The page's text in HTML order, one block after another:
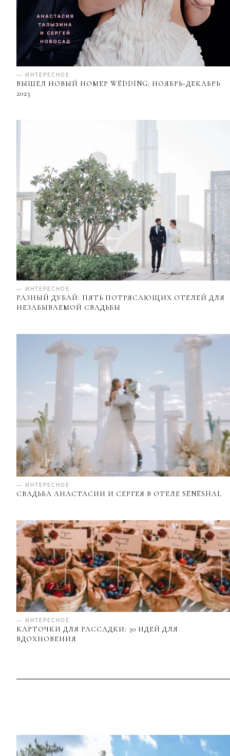
— ИНТЕРЕСНОЕ
ВЫШЕЛ НОВЫЙ НОМЕР WEDDING: НОЯБРЬ-ДЕКАБРЬ
2025
— ИНТЕРЕСНОЕ
РАЗНЫЙ ДУБАЙ: ПЯТЬ ПОТРЯСАЮЩИХ ОТЕЛЕЙ ДЛЯ
НЕЗАБЫВАЕМОЙ СВАДЬБЫ
— ИНТЕРЕСНОЕ
СВАДЬБА АНАСТАСИИ И СЕРГЕЯ В ОТЕЛЕ SENESHAL
— ИНТЕРЕСНОЕ
КАРТОЧКИ ДЛЯ РАССАДКИ: 30 ИДЕЙ ДЛЯ
ВДОХНОВЕНИЯ